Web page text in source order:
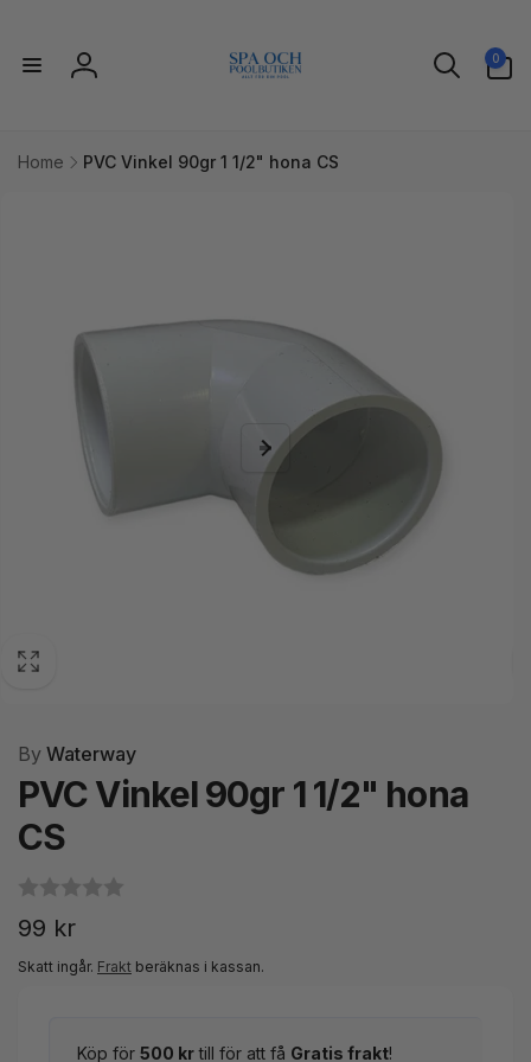
innehåll
Logga
0
artiklar
Home
PVC Vinkel 90gr 1 1/2" hona CS
By Waterway
PVC Vinkel 90gr 1 1/2" hona
CS
Ordinarie
pris
99 kr
Skatt ingår. Frakt beräknas i kassan.
Köp för 500 krtill för att få Gratis frakt!